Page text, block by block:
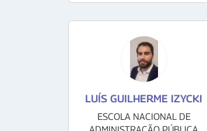
LUÍS GUILHERME IZYCKI
ESCOLA NACIONAL DE